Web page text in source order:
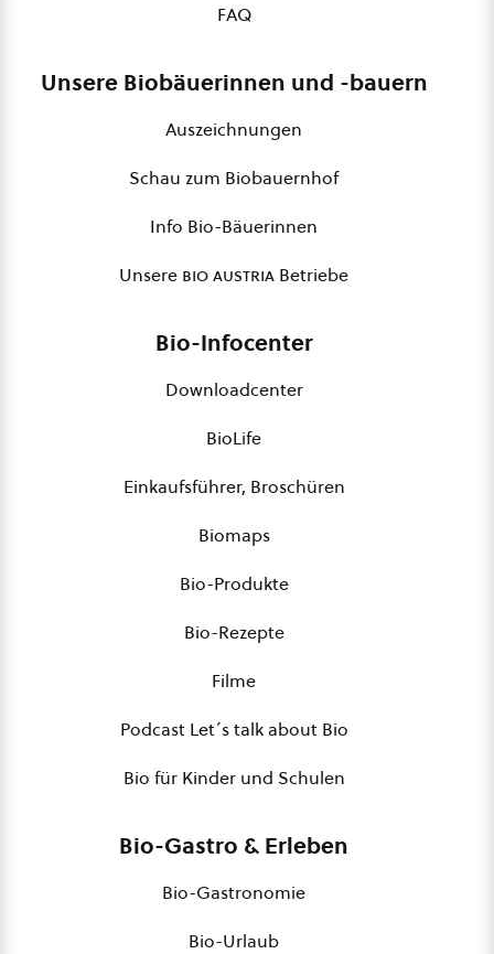
FAQ
Unsere Biobäuerinnen und -bauern
Auszeichnungen
Schau zum Biobauernhof
Info Bio-Bäuerinnen
Unsere bio austria Betriebe
Bio-Infocenter
Downloadcenter
BioLife
Einkaufsführer, Broschüren
Biomaps
Bio-Produkte
Bio-Rezepte
Filme
Podcast Let´s talk about Bio
Bio für Kinder und Schulen
Bio-Gastro & Erleben
Bio-Gastronomie
Bio-Urlaub